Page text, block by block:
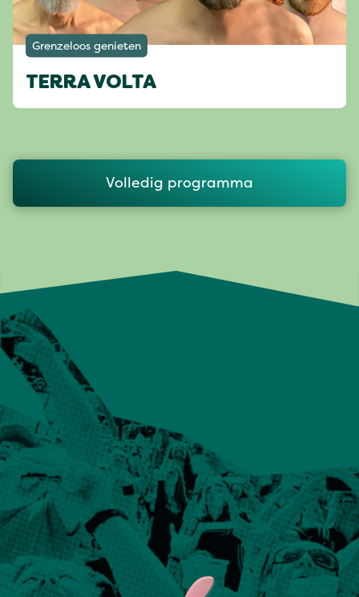
Grenzeloos genieten
TERRA VOLTA
Volledig programma